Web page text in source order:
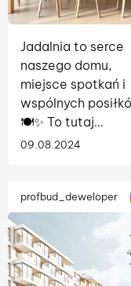
Jadalnia to serce
naszego domu,
miejsce spotkań i
wspólnych
🍽️✨ To tutaj
celebrujemy
🍲🙋💁‍♀️. 🙌 Warto
zadbać o
harmonijne
które sprzyja
wspólnemu...
09.08.2024
profbud_deweloper